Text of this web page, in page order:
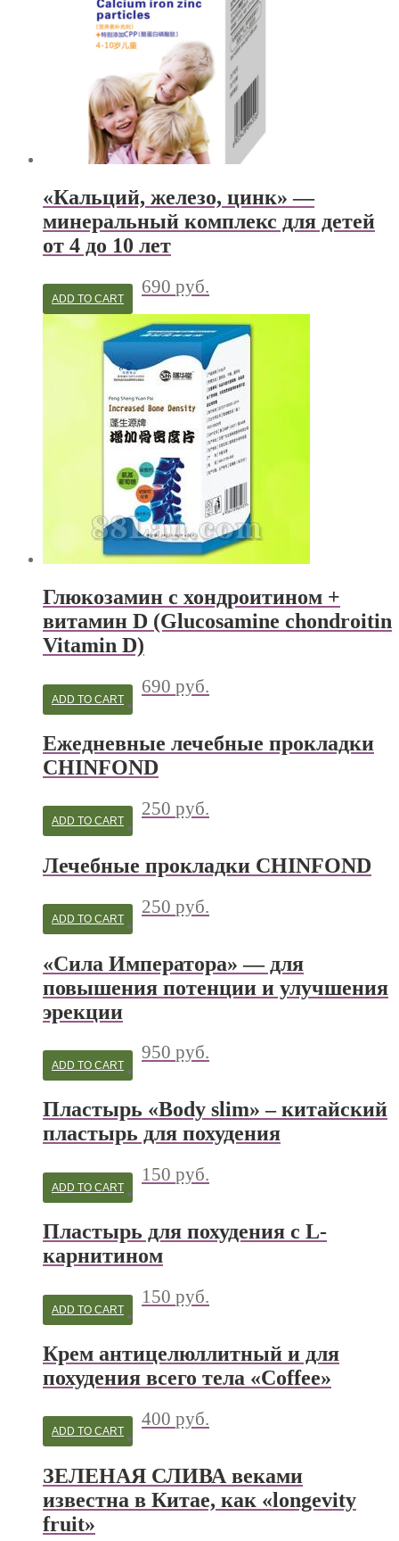
«Кальций, железо, цинк» —
минеральный комплекс для детей
от 4 до 10 лет
690 руб.
ADD TO CART
Глюкозамин с хондроитином +
витамин D (Glucosamine chondroitin
Vitamin D)
690 руб.
ADD TO CART
Ежедневные лечебные прокладки
CHINFOND
250 руб.
ADD TO CART
Лечебные прокладки CHINFOND
250 руб.
ADD TO CART
«Сила Императора» — для
повышения потенции и улучшения
эрекции
950 руб.
ADD TO CART
Пластырь «Body slim» – китайский
пластырь для похудения
150 руб.
ADD TO CART
Пластырь для похудения с L-
карнитином
150 руб.
ADD TO CART
Крем антицелюллитный и для
похудения всего тела «Coffee»
400 руб.
ADD TO CART
ЗЕЛЕНАЯ СЛИВА веками
известна в Китае, как «longevity
fruit»